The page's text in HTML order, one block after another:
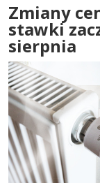
Zmiany
stawki
sierpnia